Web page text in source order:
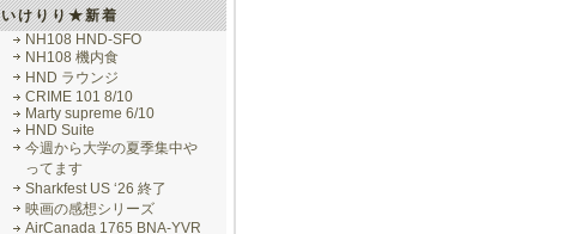
いけりり★新着
NH108 HND-SFO
NH108 機内食
HND ラウンジ
CRIME 101 8/10
Marty supreme 6/10
HND Suite
今週から大学の夏季集中や
ってます
Sharkfest US ‘26 終了
映画の感想シリーズ
AirCanada 1765 BNA-YVR